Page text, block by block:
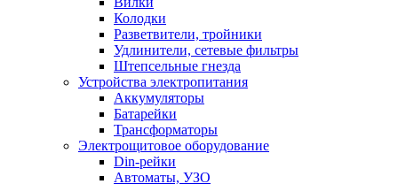
Колодки
Разветвители, тройники
Удлинители, сетевые фильтры
Штепсельные гнезда
Устройства электропитания
Аккумуляторы
Батарейки
Трансформаторы
Электрощитовое оборудование
Din-рейки
Автоматы, УЗО